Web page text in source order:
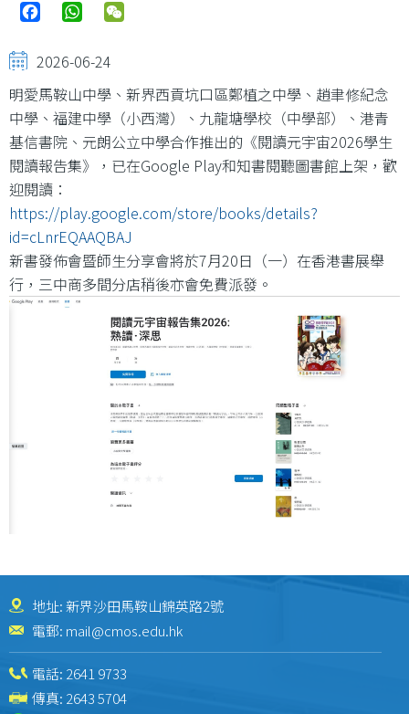
FacebookWhatsApp
2026-06-24
明愛馬鞍山中學、新界西貢坑口區鄭植之中學、趙聿修紀念
中學、福建中學（小西灣）、九龍塘學校（中學部）、港青
基信書院、元朗公立中學合作推出的《閱讀元宇宙2026學生
閱讀報告集》，已在Google Play和知書閱聽圖書館上架，歡
迎閱讀：
https://play.google.com/store/books/details?
id=cLnrEQAAQBAJ
新書發佈會暨師生分享會將於7月20日（一）在香港書展舉
行，三中商多間分店稍後亦會免費派發。
地址: 新界沙田馬鞍山錦英路2號
電郵: mail@cmos.edu.hk
電話: 2641 9733
傳真: 2643 5704